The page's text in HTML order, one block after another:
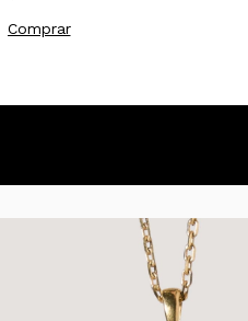
Comprar